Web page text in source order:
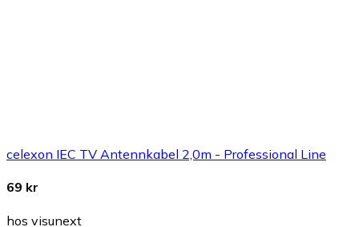
celexon IEC TV Antennkabel 2,0m - Professional Line
69 kr
hos visunext